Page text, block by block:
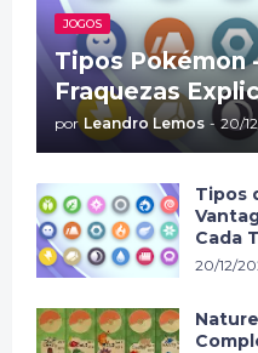
JOGOS
Tipos Pokémon
Fraquezas
por Leandro Lemos - 20/
Tipos
Cada
20/12/